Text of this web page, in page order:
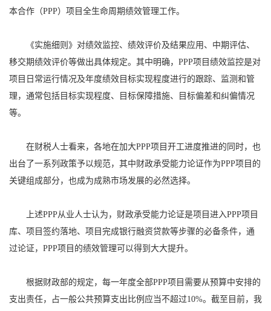
本合作（PPP）项目全生命周期绩效管理工作。
《实施细则》对绩效监控、绩效评价及结果应用、中期评估、
移交期绩效评价等做出具体规定。其中明确，PPP项目绩效监控是对
项目日常运行情况及年度绩效目标实现程度进行的跟踪、监测和管
理，通常包括目标实现程度、目标保障措施、目标偏差和纠偏情况
等。
在财税人士看来，各地在加大PPP项目开工进度推进的同时，也
出台了一系列政策予以规范，其中财政承受能力论证作为PPP项目的
关键组成部分，也成为成熟市场发展的必然选择。
上述PPP从业人士认为，财政承受能力论证是项目进入PPP项目
库、项目签约落地、项目完成银行融资贷款等步骤的必备条件，通
过论证，PPP项目的绩效管理可以得到大大提升。
根据财政部的规定，每一年度全部PPP项目需要从预算中安排的
支出责任，占一般公共预算支出比例应当不超过10%。截至目前，我